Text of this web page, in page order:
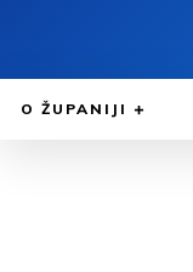
O ŽUPANIJI